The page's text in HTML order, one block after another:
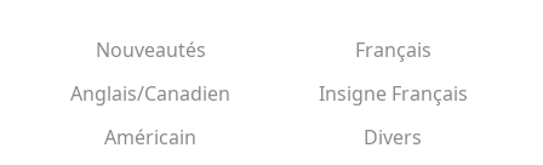
Nouveautés
Anglais/Canadien
Américain
Français
Insigne Français
Divers